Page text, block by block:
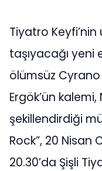
Tiyatro
taşıyacağı yeni
ölümsüz Cyrano
Ergök’ün
şekillendirdiği
Rock”, 20 Nisan
20.30’da Şişli